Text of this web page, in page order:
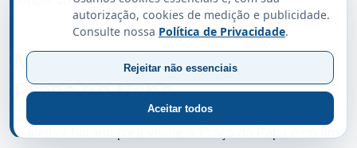
Melhor horário para visitar a
Praça do Papa
O melhor horário para visitar a Praça do Papa é no fim
autorização, cookies de medição e publicidade.
Consulte nossa Política de Privacidade.
Aceitar todos
Rejeitar não essenciais